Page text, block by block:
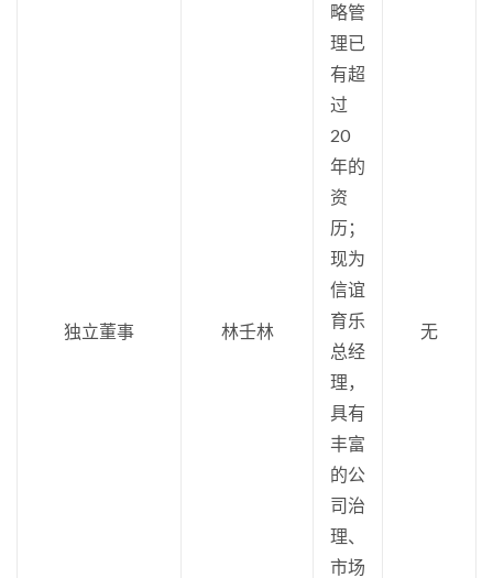
独立董事 林壬林
略管
理已
有超
过
20
年的
资
历；
现为
信谊
育乐
总经
理，
具有
丰富
的公
司治
理、
市场
无